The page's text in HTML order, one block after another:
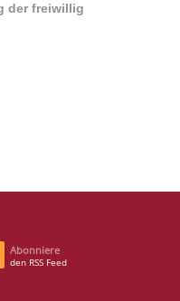
der freiwillig
Abonniere
den RSS Feed